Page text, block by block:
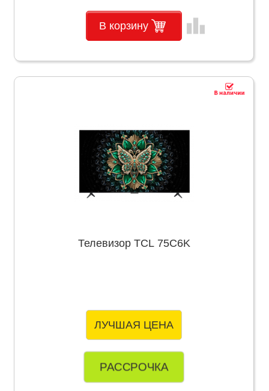
В корзину leaderboard
Телевизор TCL 75C6K
ЛУЧШАЯ ЦЕНА
РАССРОЧКА